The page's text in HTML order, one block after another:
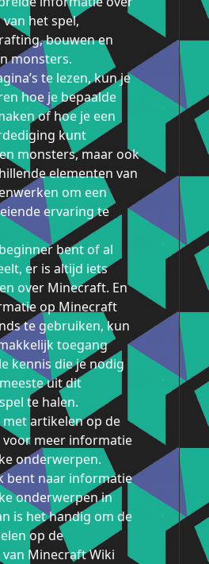
het spel,
bouwen en
monsters.
te lezen, kun je
hoe je bepaalde
of hoe je een
kunt
monsters, maar ook
elementen van
om een
ervaring te
bent of al
er is altijd iets
over Minecraft. En
op Minecraft
te gebruiken, kun
toegang
kennis die je nodig
uit dit
te halen.
met artikelen op de
meer informatie
onderwerpen.
bent naar informatie
onderwerpen in
is het handig om de
op de
Minecraft Wiki